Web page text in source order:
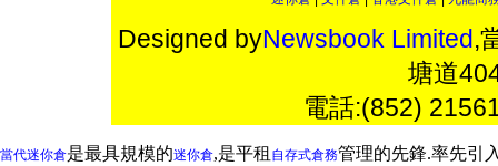
Designed byNewsbook Limited,
塘道
電話:(852)
當代迷你倉是最具規模的迷你倉,是平租 自存式倉務管理的先鋒.率先引